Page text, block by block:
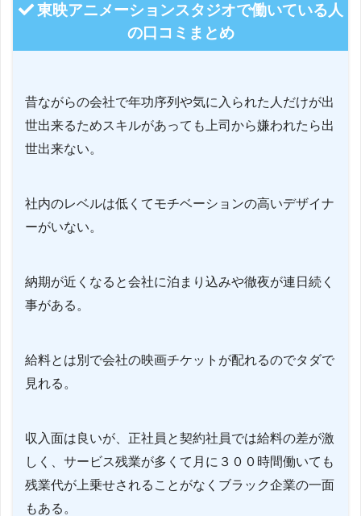
東映アニメーションスタジオで働いている人
の口コミまとめ
昔ながらの会社で年功序列や気に入られた人だけが出
世出来るためスキルがあっても上司から嫌われたら出
世出来ない。
社内のレベルは低くてモチベーションの高いデザイナ
ーがいない。
納期が近くなると会社に泊まり込みや徹夜が連日続く
事がある。
給料とは別で会社の映画チケットが配れるのでタダで
見れる。
収入面は良いが、正社員と契約社員では給料の差が激
しく、サービス残業が多くて月に３００時間働いても
残業代が上乗せされることがなくブラック企業の一面
もある。